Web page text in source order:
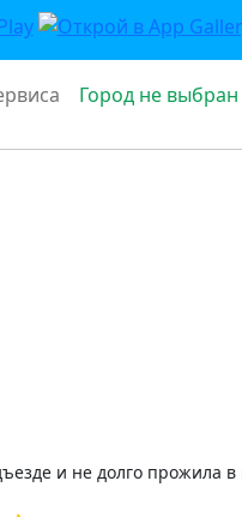
Город не выбран
и не долго прожила